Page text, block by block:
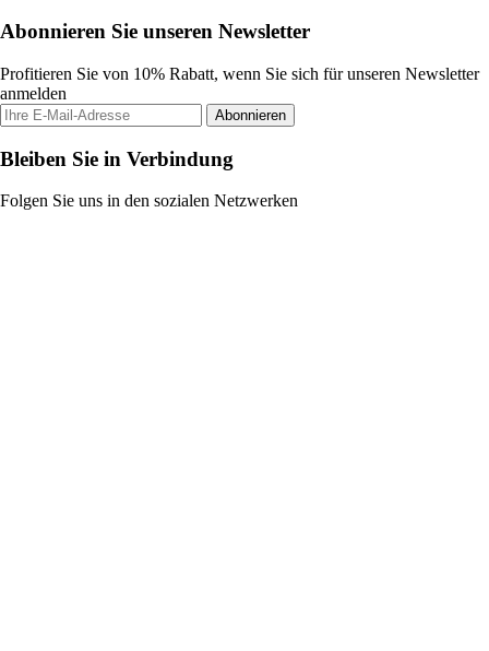
Abonnieren Sie unseren Newsletter
Profitieren Sie von 10% Rabatt, wenn Sie sich für unseren Newsletter
anmelden
Abonnieren
Bleiben Sie in Verbindung
Folgen Sie uns in den sozialen Netzwerken